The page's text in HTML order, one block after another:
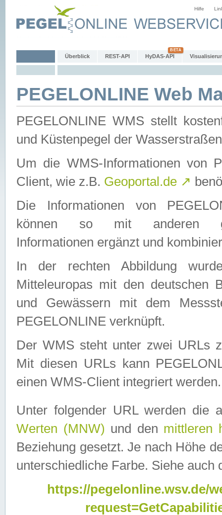
Hilfe
Überblick REST-API HyDAS-API
PEGELONLINE Web
PEGELONLINE WMS stellt
und Küstenpegel der
Um die WMS-Informationen von
Client, wie z.B. Geoportal.de ↗
Die Informationen von
können so mit anderen
Informationen ergänzt und
In der rechten Abbildung
Mitteleuropas mit den deutschen
und Gewässern mit dem
PEGELONLINE verknüpft.
Der WMS steht unter zwei URLs
Mit diesen URLs kann
einen WMS-Client integriert werden.
Unter folgender URL werden die
Werten (MNW) und den mittleren
Beziehung gesetzt. Je nach Höhe
unterschiedliche Farbe. Siehe auch
https://pegelonline.wsv.de/